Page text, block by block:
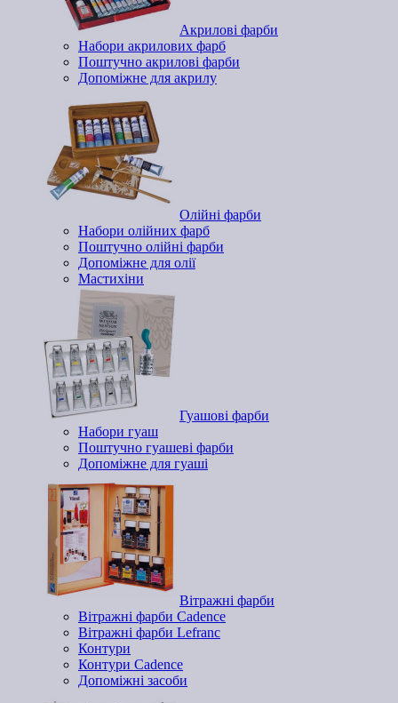
Акрилові фарби
Набори акрилових фарб
Поштучно акрилові фарби
Допоміжне для акрилу
Олійні фарби
Набори олійних фарб
Поштучно олійні фарби
Допоміжне для олії
Мастихіни
Гуашові фарби
Набори гуаш
Поштучно гуашеві фарби
Допоміжне для гуаші
Вітражні фарби
Вітражні фарби Cadence
Вітражні фарби Lefranc
Контури
Контури Cadence
Допоміжні засоби